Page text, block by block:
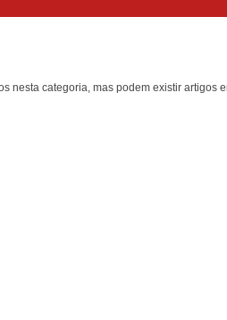
nesta categoria, mas podem existir artigos